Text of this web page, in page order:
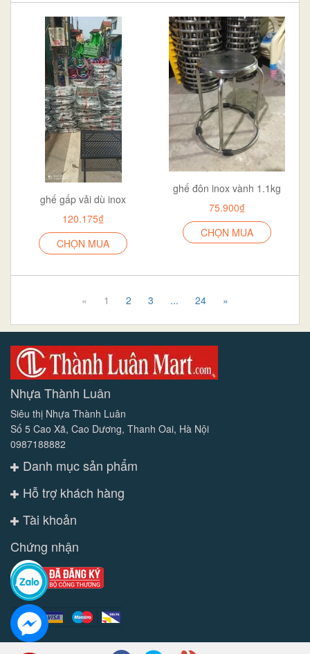
ghế gấp vải dù inox
120.175₫
CHỌN MUA
ghế đôn inox vành 1.1kg
75.900₫
CHỌN MUA
« 1 2 3 ... 24 »
Nhựa Thành Luân
Siêu thị Nhựa Thành Luân
Số 5 Cao Xã, Cao Dương, Thanh Oai, Hà Nội
0987188882
Danh mục sản phẩm
Hỗ trợ khách hàng
Tài khoản
Chứng nhận